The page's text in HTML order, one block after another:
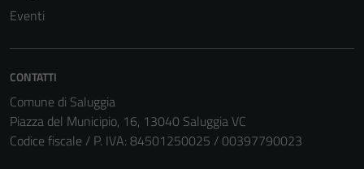
Eventi
CONTATTI
Comune di Saluggia
Piazza del Municipio, 16, 13040 Saluggia VC
Codice fiscale / P. IVA: 84501250025 / 00397790023